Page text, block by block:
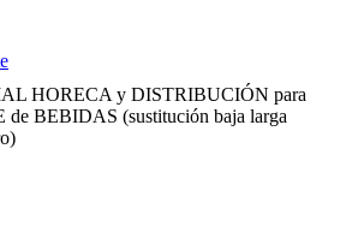
HORECA y DISTRIBUCIÓN para
BEBIDAS (sustitución baja larga